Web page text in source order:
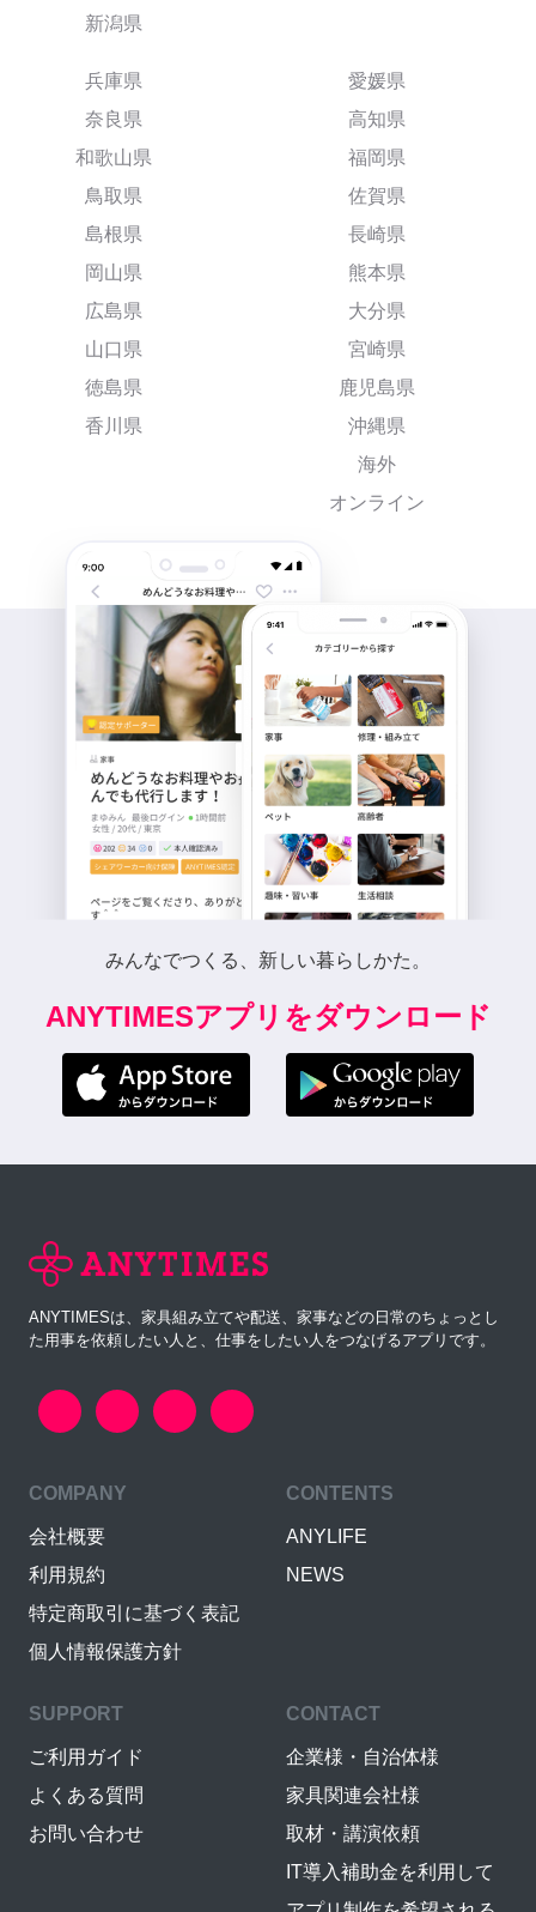
新潟県
兵庫県
奈良県
和歌山県
鳥取県
島根県
岡山県
広島県
山口県
徳島県
香川県
愛媛県
高知県
福岡県
佐賀県
長崎県
熊本県
大分県
宮崎県
鹿児島県
沖縄県
海外
オンライン
みんなでつくる、新しい暮らしかた。
ANYTIMESアプリをダウンロード
ANYTIMESは、家具組み立てや配送、家事などの日常のちょっとし
た用事を依頼したい人と、仕事をしたい人をつなげるアプリです。
COMPANY
会社概要
利用規約
特定商取引に基づく表記
個人情報保護方針
CONTENTS
ANYLIFE
NEWS
SUPPORT
ご利用ガイド
よくある質問
お問い合わせ
CONTACT
企業様・自治体様
家具関連会社様
取材・講演依頼
IT導入補助金を利用して